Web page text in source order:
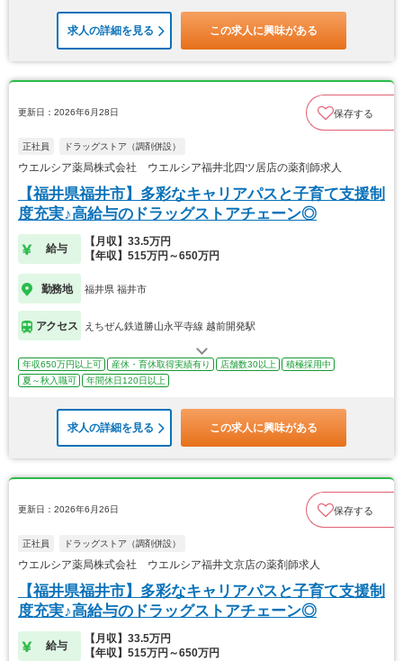
求人の詳細を見る この求人に興味がある
更新日：2026年6月28日 保存する
正社員 ドラッグストア（調剤併設）
ウエルシア薬局株式会社 ウエルシア福井北四ツ居店の薬剤師求人
【福井県福井市】多彩なキャリアパスと子育て支援制
度充実♪高給与のドラッグストアチェーン◎
給与
【月収】33.5万円
【年収】515万円～650万円
勤務地 福井県 福井市
アクセス えちぜん鉄道勝山永平寺線 越前開発駅
年収650万円以上可 産休・育休取得実績有り 店舗数30以上
積極採用中
夏～秋入職可
年間休日120日以上
求人の詳細を見る この求人に興味がある
更新日：2026年6月26日 保存する
正社員 ドラッグストア（調剤併設）
ウエルシア薬局株式会社 ウエルシア福井文京店の薬剤師求人
【福井県福井市】多彩なキャリアパスと子育て支援制
度充実♪高給与のドラッグストアチェーン◎
給与
【月収】33.5万円
【年収】515万円～650万円